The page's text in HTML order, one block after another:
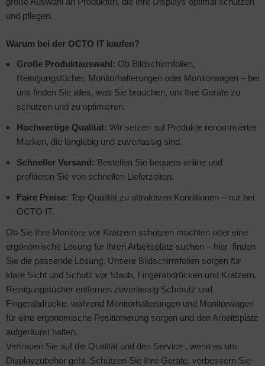
und pflegen.
Warum bei der OCTO IT kaufen?
Große Produktauswahl: Ob Bildschirmfolien,
Reinigungstücher, Monitorhalterungen oder Monitorwagen – bei
uns finden Sie alles, was Sie brauchen, um Ihre Geräte zu
schützen und zu optimieren.
Hochwertige Qualität: Wir setzen auf Produkte renommierter
Marken, die langlebig und zuverlässig sind.
Schneller Versand: Bestellen Sie bequem online und
profitieren Sie von schnellen Lieferzeiten.
Faire Preise: Top-Qualität zu attraktiven Konditionen – nur bei
OCTO IT.
Ob Sie Ihre Monitore vor Kratzern schützen möchten oder eine
ergonomische Lösung für Ihren Arbeitsplatz suchen – hier finden
Sie die passende Lösung. Unsere Bildschirmfolien sorgen für
klare Sicht und Schutz vor Staub, Fingerabdrücken und Kratzern.
Reinigungstücher entfernen zuverlässig Schmutz und
Fingerabdrücke, während Monitorhalterungen und Monitorwagen
für eine ergonomische Positionierung sorgen und den Arbeitsplatz
aufgeräumt halten.
Vertrauen Sie auf die Qualität und den Service , wenn es um
Displayzubehör geht. Schützen Sie Ihre Geräte, verbessern Sie
CD/DVD/BluRay
/ Schnittstellen
& Festplatten
Mainboards
Modding
Netzwerkgeräte
Folien, Etiketten
Drucker
& Tragebehältnisse
Hub
CD-/DVD-Rohlinge
divers
Tinten Minen